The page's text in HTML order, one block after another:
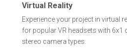
Virtual Reality
Experience your project in virtual
for popular VR headsets with 6x1
stereo camera types.